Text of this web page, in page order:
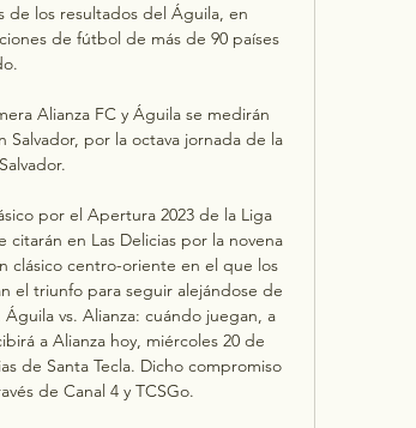
de los resultados del Águila, en
de fútbol de más de 90 países
Alianza FC y Águila se medirán
por la octava jornada de la
por el Apertura 2023 de la Liga
citarán en Las Delicias por la novena
clásico centro-oriente en el que los
el triunfo para seguir alejándose de
vs. Alianza: cuándo juegan, a
a Alianza hoy, miércoles 20 de
de Santa Tecla. Dicho compromiso
de Canal 4 y TCSGo.